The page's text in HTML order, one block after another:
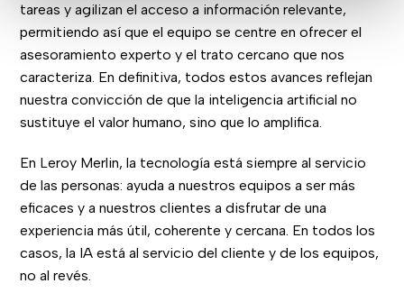
tareas y agilizan el acceso a información relevante,
permitiendo así que el equipo se centre en ofrecer el
asesoramiento experto y el trato cercano que nos
caracteriza. En definitiva, todos estos avances reflejan
nuestra convicción de que la inteligencia artificial no
sustituye el valor humano, sino que lo amplifica.
En Leroy Merlin, la tecnología está siempre al servicio
de las personas: ayuda a nuestros equipos a ser más
eficaces y a nuestros clientes a disfrutar de una
experiencia más útil, coherente y cercana. En todos los
casos, la IA está al servicio del cliente y de los equipos,
no al revés.